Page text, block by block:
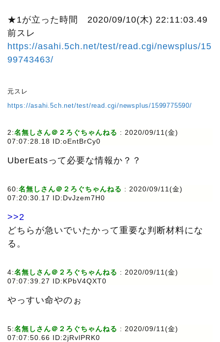
★1が立った時間 2020/09/10(木) 22:11:03.49
前スレ
https://asahi.5ch.net/test/read.cgi/newsplus/15
99743463/
元スレ
https://asahi.5ch.net/test/read.cgi/newsplus/1599775590/
2:名無しさん＠２ろぐちゃんねる : 2020/09/11(金)
07:07:28.18 ID:oEntBrCy0
UberEatsって必要な情報か？？
60:名無しさん＠２ろぐちゃんねる : 2020/09/11(金)
07:20:30.17 ID:DvJzem7H0
>>2
どちらが急いでいたかって重要な判断材料にな
る。
4:名無しさん＠２ろぐちゃんねる : 2020/09/11(金)
07:07:39.27 ID:KPbV4QXT0
やっすい命やのぉ
5:名無しさん＠２ろぐちゃんねる : 2020/09/11(金)
07:07:50.66 ID:2jRvlPRK0